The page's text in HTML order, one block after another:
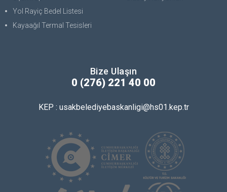
Yol Rayiç Bedel Listesi
Kayaağıl Termal Tesisleri
Bize Ulaşın
0 (276) 221 40 00
KEP : usakbelediyebaskanligi@hs01.kep.tr